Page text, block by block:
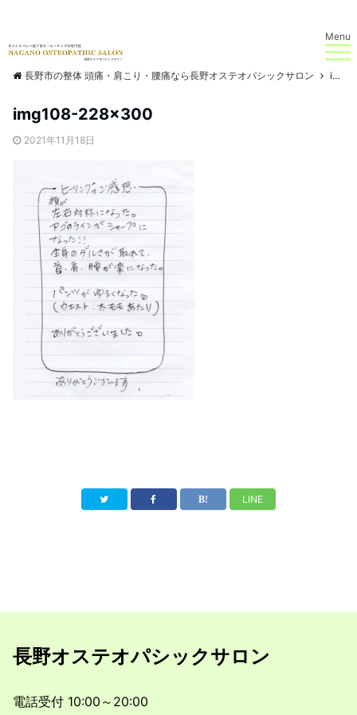
Menu
長野市の整体 頭痛・肩こり・腰痛なら長野オステオパシックサロン img108-228×300
img108-228×300
2021年11月18日
LINE
長野オステオパシックサロン
電話受付 10:00～20:00